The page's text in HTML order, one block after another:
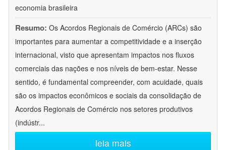
economia brasileira
Resumo: Os Acordos Regionais de Comércio (ARCs) são
importantes para aumentar a competitividade e a inserção
internacional, visto que apresentam impactos nos fluxos
comerciais das nações e nos níveis de bem-estar. Nesse
sentido, é fundamental compreender, com acuidade, quais
são os impactos econômicos e sociais da consolidação de
Acordos Regionais de Comércio nos setores produtivos
(indústr...
leia mais